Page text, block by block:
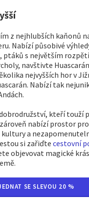
z nejhlubších kaňonů
Nabízí působivé
ptáků s největším
navštivte
nejvyšších hor v
Nabízí tak
kteří touží
nabízí prostor
a
si zařiďte cestovní
objevovat magické
SE SLEVOU 20 %